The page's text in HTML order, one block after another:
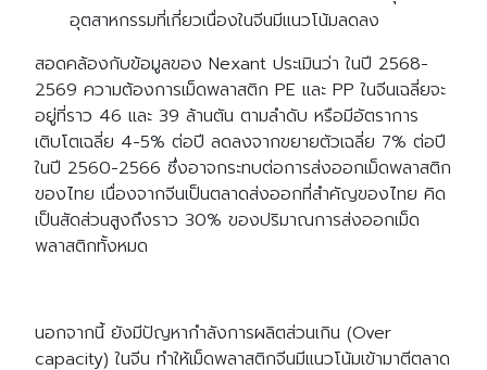
อุตสาหกรรมที่เกี่ยวเนื่องในจีนมีแนวโน้มลดลง
สอดคล้องกับข้อมูลของ Nexant ประเมินว่า ในปี 2568-
2569 ความต้องการเม็ดพลาสติก PE และ PP ในจีนเฉลี่ยจะ
อยู่ที่ราว 46 และ 39 ล้านตัน ตามลำดับ หรือมีอัตราการ
เติบโตเฉลี่ย 4-5% ต่อปี ลดลงจากขยายตัวเฉลี่ย 7% ต่อปี
ในปี 2560-2566 ซึ่งอาจกระทบต่อการส่งออกเม็ดพลาสติก
ของไทย เนื่องจากจีนเป็นตลาดส่งออกที่สำคัญของไทย คิด
เป็นสัดส่วนสูงถึงราว 30% ของปริมาณการส่งออกเม็ด
พลาสติกทั้งหมด
นอกจากนี้ ยังมีปัญหากำลังการผลิตส่วนเกิน (Over
capacity) ในจีน ทำให้เม็ดพลาสติกจีนมีแนวโน้มเข้ามาตีตลาด